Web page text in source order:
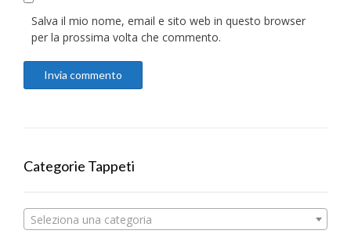
Salva il mio nome, email e sito web in questo browser
per la prossima volta che commento.
Categorie Tappeti
Seleziona una categoria